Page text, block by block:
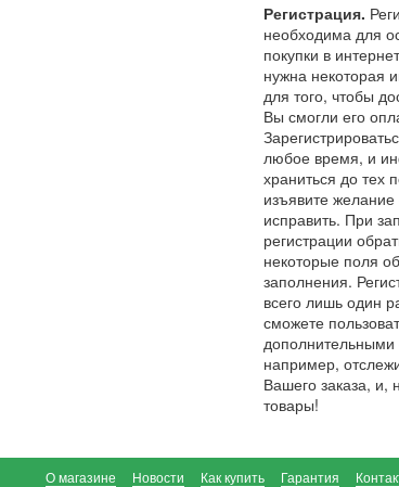
Регистрация.
необходима для
покупки в
нужна некоторая
для того, чтобы
Вы смогли его
любое время, и
храниться до тех
изъявите
исправить. При
регистрации
некоторые поля
заполнения.
всего лишь один
сможете
дополнительными
например,
Вашего заказа, и,
товары!
О магазине Новости Как купить Гарантия